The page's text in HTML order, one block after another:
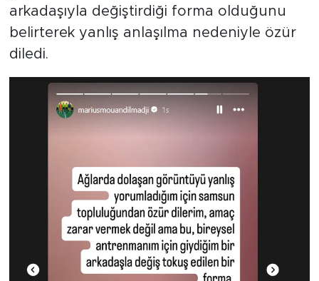
arkadaşıyla değiştirdiği forma olduğunu
belirterek yanlış anlaşılma nedeniyle özür
diledi.